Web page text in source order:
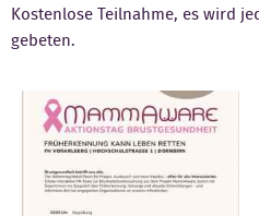
Kostenlose Teilnahme, es wird
gebeten.